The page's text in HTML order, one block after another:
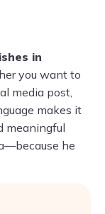
in
you want to
media post,
makes it
meaningful
he